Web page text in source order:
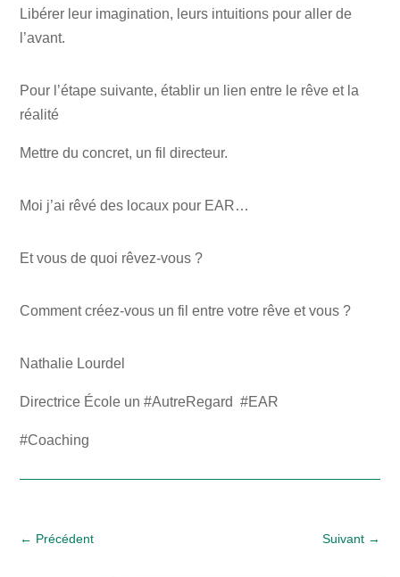
Libérer leur imagination, leurs intuitions pour aller de
l’avant.
Pour l’étape suivante, établir un lien entre le rêve et la
réalité
Mettre du concret, un fil directeur.
Moi j’ai rêvé des locaux pour EAR…
Et vous de quoi rêvez-vous ?
Comment créez-vous un fil entre votre rêve et vous ?
Nathalie Lourdel
Directrice École un #AutreRegard #EAR
#Coaching
← Précédent Suivant→